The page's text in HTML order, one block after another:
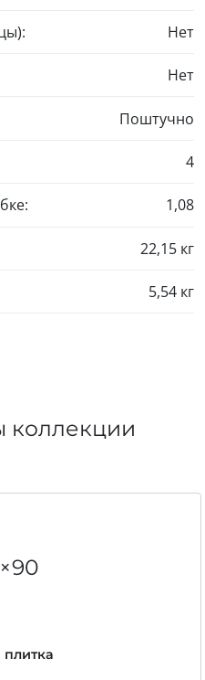
Нет
Нет
Поштучно
4
1,08
22,15 кг
5,54 кг
коллекции